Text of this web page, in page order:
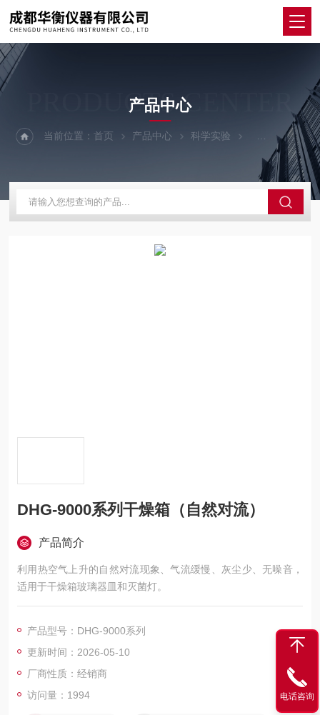
PRODUCTS CENTER
产品中心
当前位置：首页 产品中心 科学实验 除湿干燥设备
DHG-9000系列干燥箱（自然对流）
产品简介
利用热空气上升的自然对流现象、气流缓慢、灰尘少、无噪音，
适用于干燥箱玻璃器皿和灭菌灯。
产品型号：DHG-9000系列
更新时间：2026-05-10
厂商性质：经销商
访问量：1994
电话咨询